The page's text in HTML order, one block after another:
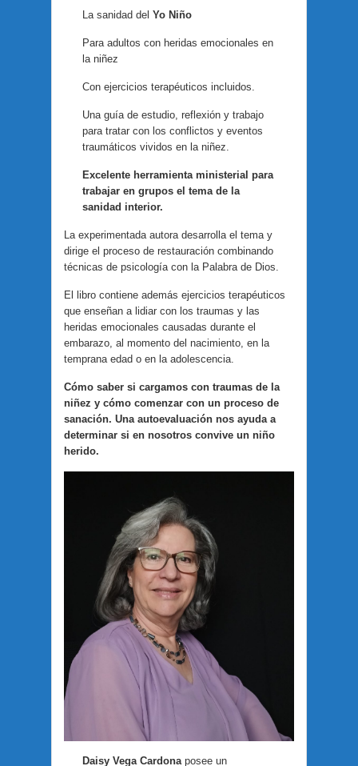
La sanidad delYo Niño
Para adultos con heridas emocionales en
la niñez
Con ejercicios terapéuticos incluidos.
Una guía de estudio, reflexión y trabajo
para tratar con los conflictos y eventos
traumáticos vividos en la niñez.
Excelente herramienta ministerial para
trabajar en grupos el tema de la
sanidad interior.
La experimentada autora desarrolla el tema y
dirige el proceso de restauración combinando
técnicas de psicología con la Palabra de Dios.
El libro contiene además ejercicios terapéuticos
que enseñan a lidiar con los traumas y las
heridas emocionales causadas durante el
embarazo, al momento del nacimiento, en la
temprana edad o en la adolescencia.
Cómo saber si cargamos con traumas de la
niñez y cómo comenzar con un proceso de
sanación. Una autoevaluación nos ayuda a
determinar si en nosotros convive un niño
herido.
Daisy Vega Cardona posee un